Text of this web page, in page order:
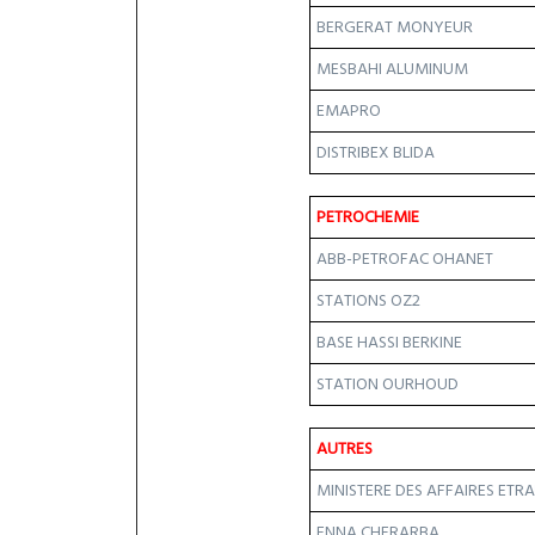
BERGERAT MONYEUR
MESBAHI ALUMINUM
EMAPRO
DISTRIBEX BLIDA
PETROCHEMIE
ABB-PETROFAC OHANET
STATIONS OZ2
BASE HASSI BERKINE
STATION OURHOUD
AUTRES
MINISTERE DES AFFAIRES